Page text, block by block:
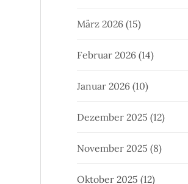
März 2026 (15)
Februar 2026 (14)
Januar 2026 (10)
Dezember 2025 (12)
November 2025 (8)
Oktober 2025 (12)